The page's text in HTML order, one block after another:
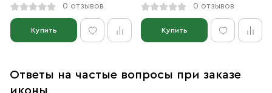
0 отзывов
Купить
0 отзывов
Купить
Ответы на частые вопросы при заказе
иконы